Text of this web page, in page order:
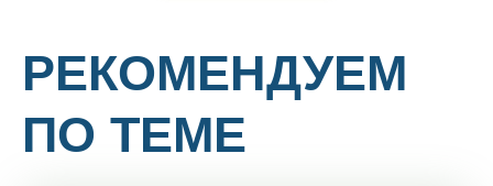
РЕКОМЕНДУЕМ
ПО ТЕМЕ